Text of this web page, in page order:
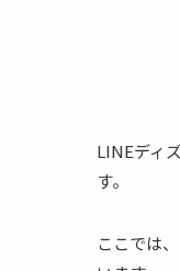
LINEディ
す。
ここでは